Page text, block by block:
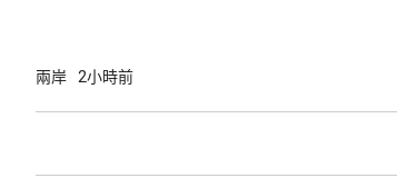
岩石類型。 負責編制的中國地質科學院地質研
兩岸 2小時前